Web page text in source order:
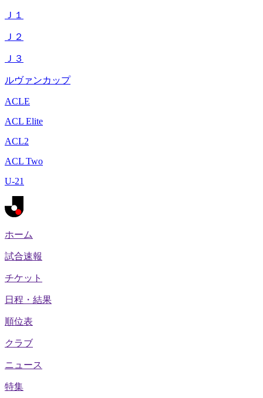
Ｊ１
Ｊ２
Ｊ３
ルヴァンカップ
ACLE
ACL Elite
ACL2
ACL Two
U-21
ホーム
試合速報
チケット
日程・結果
順位表
クラブ
ニュース
特集